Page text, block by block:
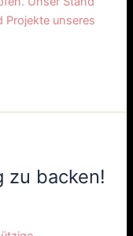
Projekte unseres
zu backen!